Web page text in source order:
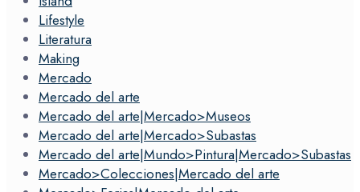
Lifestyle
Literatura
Making
Mercado
Mercado del arte
Mercado del arte|Mercado>Museos
Mercado del arte|Mercado>Subastas
Mercado del arte|Mundo>Pintura|Mercado>Subastas
Mercado>Colecciones|Mercado del arte